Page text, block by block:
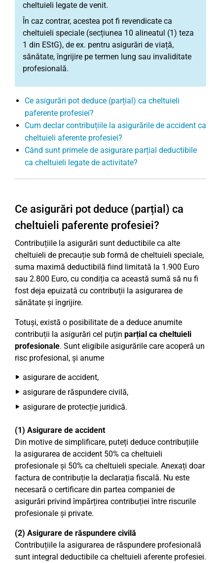
cheltuieli legate de venit.
În caz contrar, acestea pot fi revendicate ca
cheltuieli speciale (secțiunea 10 alineatul (1) teza
1 din EStG), de ex. pentru asigurări de viață,
sănătate, îngrijire pe termen lung sau invaliditate
profesională.
Ce asigurări pot deduce (parțial) ca cheltuieli
paferente profesiei?
Cum declar contribuțiile la asigurările de accident ca
cheltuieli aferente profesiei?
Când sunt primele de asigurare parțial deductibile
ca cheltuieli legate de activitate?
Ce asigurări pot deduce (parțial) ca
cheltuieli paferente profesiei?
Contribuțiile la asigurări sunt deductibile ca alte
cheltuieli de precauție sub formă de cheltuieli speciale,
suma maximă deductibilă fiind limitată la 1.900 Euro
sau 2.800 Euro, cu condiția ca această sumă să nu fi
fost deja epuizată cu contribuții la asigurarea de
sănătate și îngrijire.
Totuși, există o posibilitate de a deduce anumite
contribuții la asigurări cel puțin parțial ca cheltuieli
profesionale. Sunt eligibile asigurările care acoperă un
risc profesional, și anume
asigurare de accident,
asigurare de răspundere civilă,
asigurare de protecție juridică.
(1) Asigurare de accident
Din motive de simplificare, puteți deduce contribuțiile
la asigurarea de accident 50% ca cheltuieli
profesionale și 50% ca cheltuieli speciale. Anexați doar
factura de contribuție la declarația fiscală. Nu este
necesară o certificare din partea companiei de
asigurări privind împărțirea contribuției între riscurile
profesionale și private.
(2) Asigurare de răspundere civilă
Contribuțiile la asigurarea de răspundere profesională
sunt integral deductibile ca cheltuieli aferente profesiei.